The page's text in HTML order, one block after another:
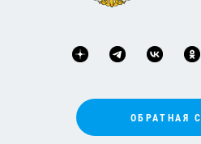
ОБРАТНАЯ